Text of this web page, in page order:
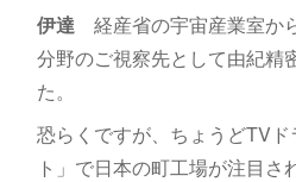
伊達経産省の宇宙産業室か
分野のご視察先として由紀精
た。
恐らくですが、ちょうどTV
ト」で日本の町工場が注目